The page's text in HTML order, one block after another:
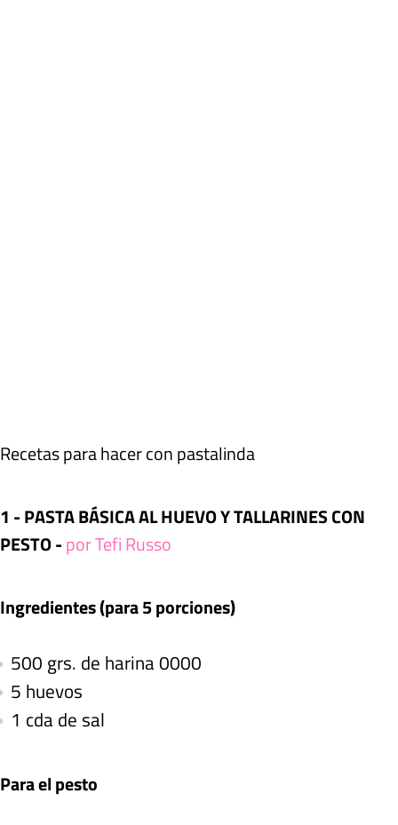
Recetas para hacer con pastalinda
1 - PASTA BÁSICA AL HUEVO Y TALLARINES CON
PESTO -por Tefi Russo
Ingredientes (para 5 porciones)
500 grs. de harina 0000
5 huevos
1 cda de sal
Para el pesto